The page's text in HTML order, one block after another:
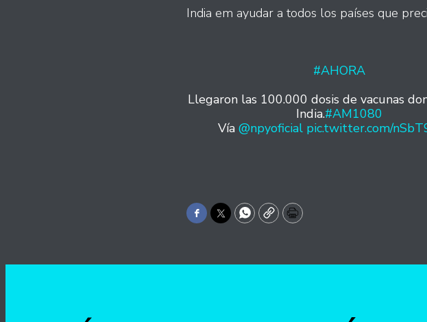
India em ayudar a todos los países que
#AHORA
Llegaron las 100.000 dosis de vacunas
India.#AM1080
Vía @npyoficial pic.twitter.com/
Facebook
TwitterWhatsApp
CopyPrint